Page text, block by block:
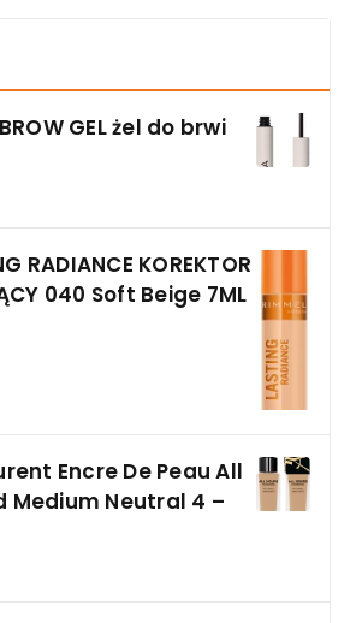
GEL żel do brwi
RADIANCE KOREKTOR
040 Soft Beige 7ML
Encre De Peau All
Medium Neutral 4 –